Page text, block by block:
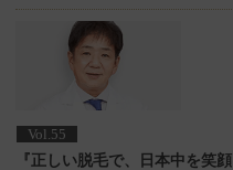
Vol.55
『正しい脱毛で、日本中を笑顔